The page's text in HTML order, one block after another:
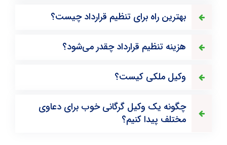
بهترین راه برای تنظیم قرارداد چیست؟
هزینه تنظیم قرارداد چقدر می‌شود؟
وکیل ملکی کیست؟
چگونه یک وکیل گرگانی خوب برای دعاوی
مختلف پیدا کنیم؟